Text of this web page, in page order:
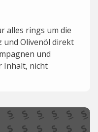
alles rings um die
und Olivenöl direkt
und
Inhalt, nicht